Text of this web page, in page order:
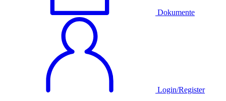
Dokumente
Login/Register